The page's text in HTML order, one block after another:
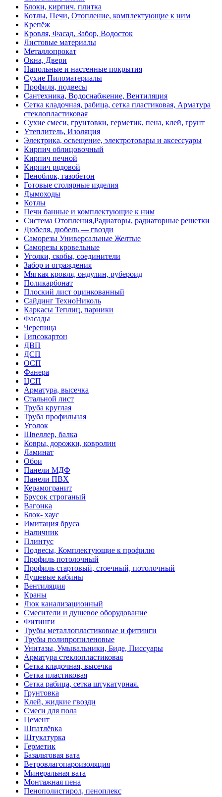
Блоки, кирпич. плитка
Котлы, Печи, Отопление, комплектующие к ним
Крепёж
Кровля, Фасад, Забор, Водосток
Листовые материалы
Металлопрокат
Окна, Двери
Напольные и настенные покрытия
Сухие Пиломатериалы
Профиля, подвесы
Сантехника, Водоснабжение, Вентиляция
Сетка кладочная, рабица, сетка пластиковая, Арматура
стеклопластиковая
Сухие смеси, грунтовки, герметик, пена, клей, грунт
Утеплитель, Изоляция
Электрика, освещение, электротовары и аксессуары
Кирпич облицовочный
Кирпич печной
Кирпич рядовой
Пеноблок, газобетон
Готовые столярные изделия
Дымоходы
Котлы
Печи банные и комплектующие к ним
Система Отопления,Радиаторы, радиаторные решетки
Дюбеля, дюбель — гвозди
Саморезы Универсальные Желтые
Саморезы кровельные
Уголки, скобы, соединители
Забор и ограждения
Мягкая кровля, ондулин, рубероид
Поликарбонат
Плоский лист оцинкованный
Сайдинг ТехноНиколь
Каркасы Теплиц, парники
Фасады
Черепица
Гипсокартон
ДВП
ДСП
ОСП
Фанера
ЦСП
Арматура, высечка
Стальной лист
Труба круглая
Труба профильная
Уголок
Швеллер, балка
Ковры, дорожки, ковролин
Ламинат
Обои
Панели МДФ
Панели ПВХ
Керамогранит
Брусок строганый
Вагонка
Блок- хаус
Имитация бруса
Наличник
Плинтус
Подвесы, Комплектующие к профилю
Профиль потолочный
Профиль стартовый, стоечный, потолочный
Душевые кабины
Вентиляция
Краны
Люк канализационный
Смесители и душевое оборудование
Фитинги
Трубы металлопластиковые и фитинги
Трубы полипропиленовые
Унитазы, Умывальники, Биде, Писсуары
Арматура стеклопластиковая
Сетка кладочная, высечка
Сетка пластиковая
Сетка рабица, сетка штукатурная.
Грунтовка
Клей, жидкие гвозди
Смеси для пола
Цемент
Шпатлёвка
Штукатурка
Герметик
Базальтовая вата
Ветровлагопароизоляция
Минеральная вата
Монтажная пена
Пенополистирол, пеноплекс